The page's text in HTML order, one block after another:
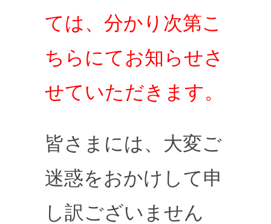
ては、分かり次第こ
ちらにてお知らせさ
せていただきます。
皆さまには、大変ご
迷惑をおかけして申
し訳ございません